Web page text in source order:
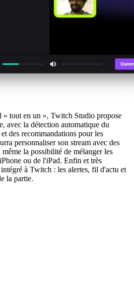
« tout en un », Twitch Studio propose
avec la détection automatique du
des recommandations pour les
personnaliser son stream avec des
la possibilité de mélanger les
ou de l'iPad. Enfin et très
à Twitch : les alertes, fil d'actu et
la partie.